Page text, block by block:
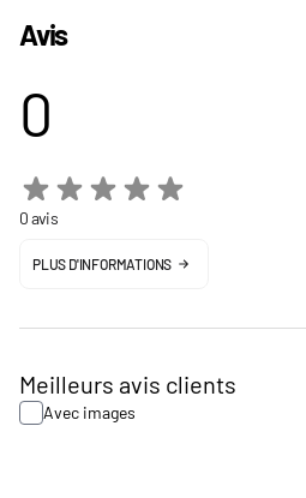
Avis
0
0 avis
PLUS D'INFORMATIONS
Meilleurs avis clients
Avec images